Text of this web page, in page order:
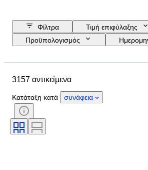
Φίλτρα
Τιμή επιφύλαξης
Προϋπολογισμός
Country of origin
Κατάσταση
Λίθος
Πιστοποίηση
Λεπττότητα
Μέγεθος ρούχου
3157 αντικείμενα
Κατάταξη κατά συνάφεια